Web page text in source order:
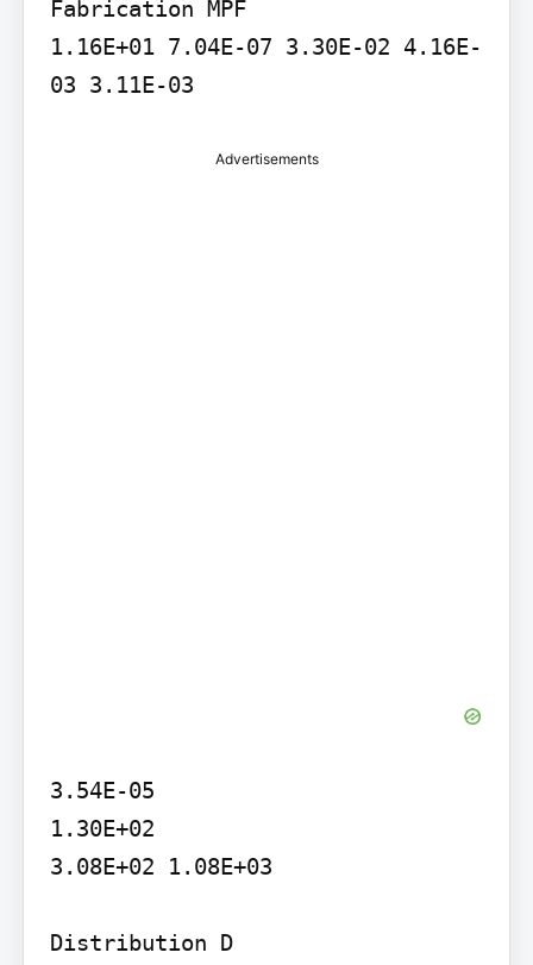
Fabrication MPF
1.16E+01 7.04E-07 3.30E-02 4.16E-
03 3.11E-03
Advertisements
3.54E-05
1.30E+02
3.08E+02 1.08E+03
Distribution D